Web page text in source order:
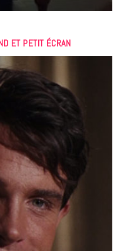
ET PETIT ÉCRAN